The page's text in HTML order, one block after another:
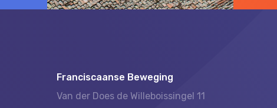
Franciscaanse Beweging
Van der Does de Willeboissingel 11